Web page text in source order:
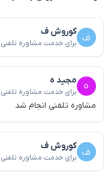
کوروش ف
برای خدمت مشاوره تلفنی
مجید ه
برای خدمت مشاوره تلفنی
مشاوره تلفنی انجام شد
کوروش ف
برای خدمت مشاوره تلفنی